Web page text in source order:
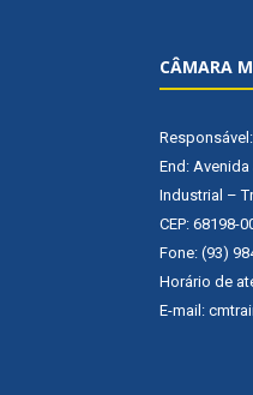
CÂMARA
End:
Industrial –
CEP: 68198-
Fone: (93)
Horário de
E-mail: